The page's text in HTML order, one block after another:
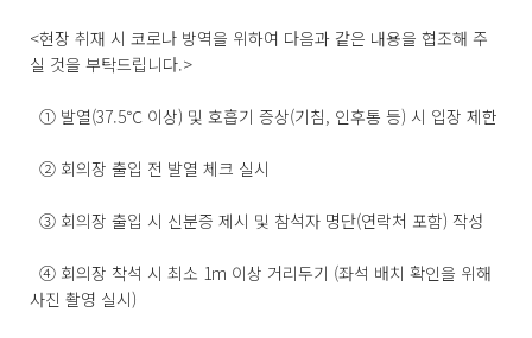
<현장 취재 시 코로나 방역을 위하여 다음과 같은 내용을 협조해 주
실 것을 부탁드립니다.>
① 발열(37.5℃ 이상) 및 호흡기 증상(기침, 인후통 등) 시 입장 제한
② 회의장 출입 전 발열 체크 실시
③ 회의장 출입 시 신분증 제시 및 참석자 명단(연락처 포함) 작성
④ 회의장 착석 시 최소 1m 이상 거리두기 (좌석 배치 확인을 위해
사진 촬영 실시)